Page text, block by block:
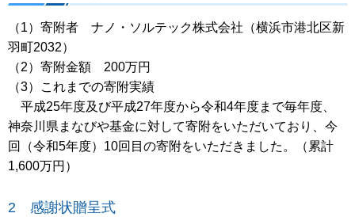
（1）寄附者 ナノ・ソルテック株式会社（横浜市港北区新
羽町2032）
（2）寄附金額 200万円
（3）これまでの寄附実績
平成25年度及び平成27年度から令和4年度まで毎年度、
神奈川県まなびや基金に対して寄附をいただいており、今
回（令和5年度）10回目の寄附をいただきました。（累計
1,600万円）
2 感謝状贈呈式